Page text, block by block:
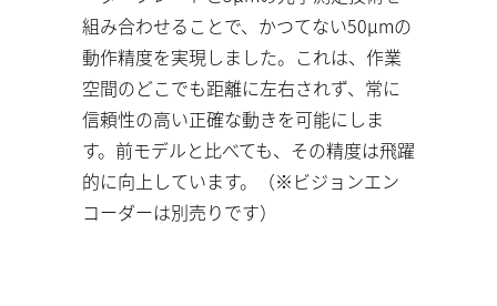
組み合わせることで、かつてない50µmの
動作精度を実現しました。これは、作業
空間のどこでも距離に左右されず、常に
信頼性の高い正確な動きを可能にしま
す。前モデルと比べても、その精度は飛躍
的に向上しています。（※ビジョンエン
コーダーは別売りです）